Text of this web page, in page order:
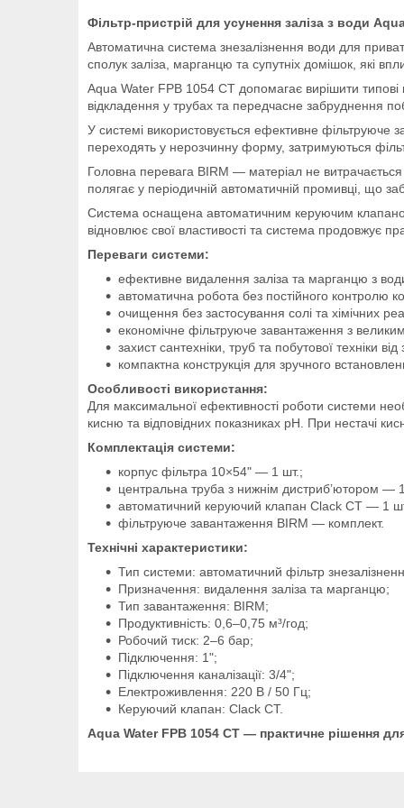
Фільтр-пристрій для усунення заліза з води
Автоматична система знезалізнення води для
сполук заліза, марганцю та супутніх домішок, які
Aqua Water FPB 1054 CT допомагає вирішити
відкладення у трубах та передчасне забруднення
У системі використовується ефективне фільтруюче
переходять у нерозчинну форму, затримуються
Головна перевага BIRM — матеріал не
полягає у періодичній автоматичній промивці, що
Система оснащена автоматичним керуючим
відновлює свої властивості та система продовжує
Переваги системи:
ефективне видалення заліза та марганцю з
автоматична робота без постійного контролю
очищення без застосування солі та хімічних
економічне фільтруюче завантаження з
захист сантехніки, труб та побутової техніки від
компактна конструкція для зручного
Особливості використання:
Для максимальної ефективності роботи системи
кисню та відповідних показниках pH. При нестачі
Комплектація системи:
корпус фільтра 10×54" — 1 шт.;
центральна труба з нижнім дистриб’ютором —
автоматичний керуючий клапан Clack CT — 1
фільтруюче завантаження BIRM — комплект.
Технічні характеристики:
Тип системи: автоматичний фільтр
Призначення: видалення заліза та марганцю;
Тип завантаження: BIRM;
Продуктивність: 0,6–0,75 м³/год;
Робочий тиск: 2–6 бар;
Підключення: 1";
Підключення каналізації: 3/4";
Електроживлення: 220 В / 50 Гц;
Керуючий клапан: Clack CT.
Aqua Water FPB 1054 CT — практичне рішення